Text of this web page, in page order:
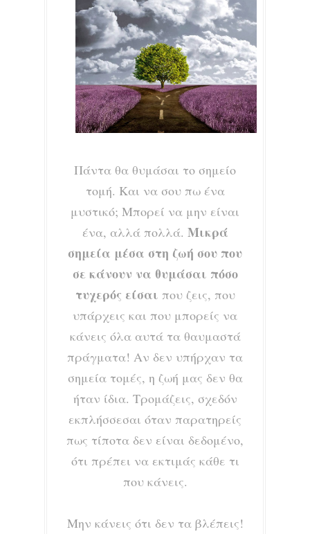
Πάντα θα θυμάσαι το σημείο
τομή. Και να σου πω ένα
μυστικό; Μπορεί να μην είναι
ένα, αλλά πολλά. Μικρά
σημεία μέσα στη ζωή σου που
σε κάνουν να θυμάσαι πόσο
τυχερός είσαι που ζεις, που
υπάρχεις και που μπορείς να
κάνεις όλα αυτά τα θαυμαστά
πράγματα! Αν δεν υπήρχαν τα
σημεία τομές, η ζωή μας δεν θα
ήταν ίδια. Τρομάζεις, σχεδόν
εκπλήσσεσαι όταν παρατηρείς
πως τίποτα δεν είναι δεδομένο,
ότι πρέπει να εκτιμάς κάθε τι
που κάνεις.
Μην κάνεις ότι δεν τα βλέπεις!